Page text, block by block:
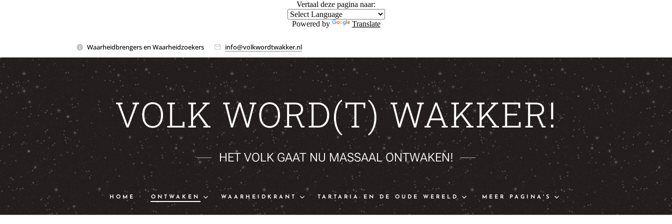
Vertaal deze pagina naar:
Powered by Translate
Waarheidbrengers en Waarheidzoekers info@volkwordtwakker.nl
VOLK WORD(T) WAKKER!
HET VOLK GAAT NU MASSAAL ONTWAKEN!
HOME ONTWAKEN WAARHEIDKRANT TARTARIA EN DE OUDE WERELD MEER PAGINA'S